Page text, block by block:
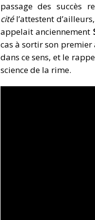
passage des succès
citél’attestent
appelait anciennement
cas à sortir son premier
dans ce sens, et le
science de la rime.